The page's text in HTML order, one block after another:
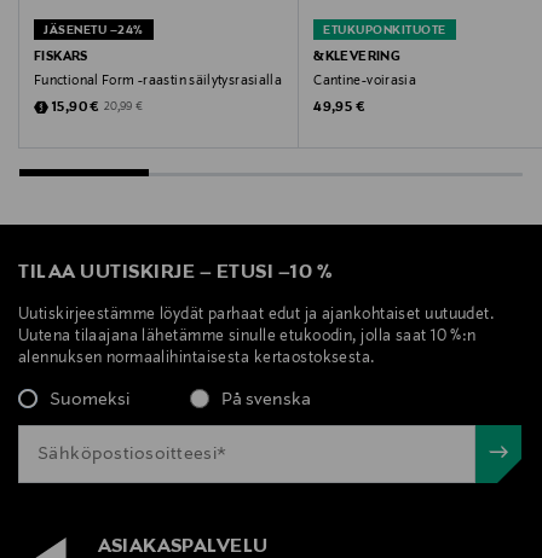
JÄSENETU –24%
FISKARS
Functional Form -raastin säilytysrasialla
Discounted Price
15,90 € Original Price
20,99 €
ETUKUPONKITUOTE
&KLEVERING
Cantine-voirasia
Original Price
49,95 €
TILAA UUTISKIRJE – ETUSI –10 %
Uutiskirjeestämme löydät parhaat edut ja ajankohtaiset uutuudet.
Uutena tilaajana lähetämme sinulle etukoodin, jolla saat 10 %:n
alennuksen normaalihintaisesta kertaostoksesta.
Suomeksi På svenska
ASIAKASPALVELU